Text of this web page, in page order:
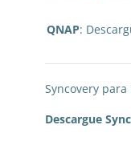
QNAP:
Syncovery
Descargue